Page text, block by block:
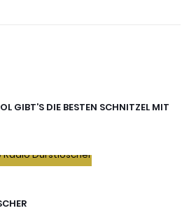
GIBT’S DIE BESTEN SCHNITZEL MIT